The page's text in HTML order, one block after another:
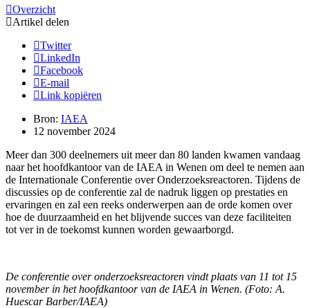
Overzicht
Artikel delen
Twitter
LinkedIn
Facebook
E-mail
Link kopiëren
Bron: IAEA
12 november 2024
Meer dan 300 deelnemers uit meer dan 80 landen kwamen vandaag
naar het hoofdkantoor van de IAEA in Wenen om deel te nemen aan
de Internationale Conferentie over Onderzoeksreactoren. Tijdens de
discussies op de conferentie zal de nadruk liggen op prestaties en
ervaringen en zal een reeks onderwerpen aan de orde komen over
hoe de duurzaamheid en het blijvende succes van deze faciliteiten
tot ver in de toekomst kunnen worden gewaarborgd.
De conferentie over onderzoeksreactoren vindt plaats van 11 tot 15
november in het hoofdkantoor van de IAEA in Wenen. (Foto: A.
Huescar Barber/IAEA)